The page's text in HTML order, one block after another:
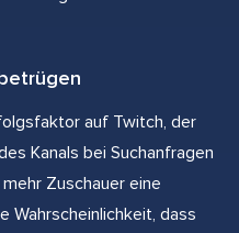
auf Twitch, der
Kanals bei Suchanfragen
Zuschauer eine
Wahrscheinlichkeit, dass